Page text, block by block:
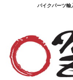
バイクパーツ輸